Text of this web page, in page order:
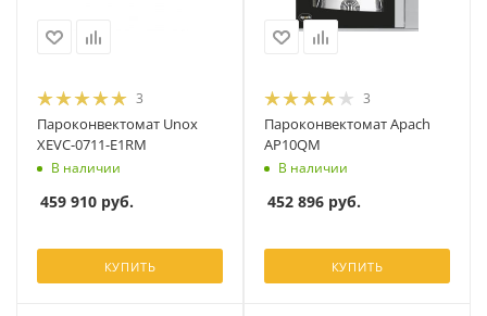
3
Пароконвектомат Unox
XEVC-0711-E1RM
В наличии
459 910 руб.
КУПИТЬ
3
Пароконвектомат Apach
AP10QM
В наличии
452 896 руб.
КУПИТЬ